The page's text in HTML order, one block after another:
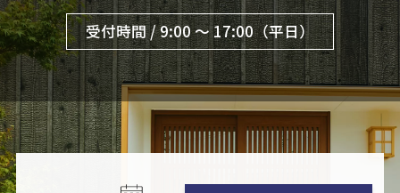
受付時間 / 9:00 〜 17:00（平日）